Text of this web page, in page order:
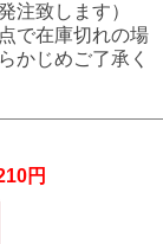
注致します）
で在庫切れの場
かじめご了承く
円